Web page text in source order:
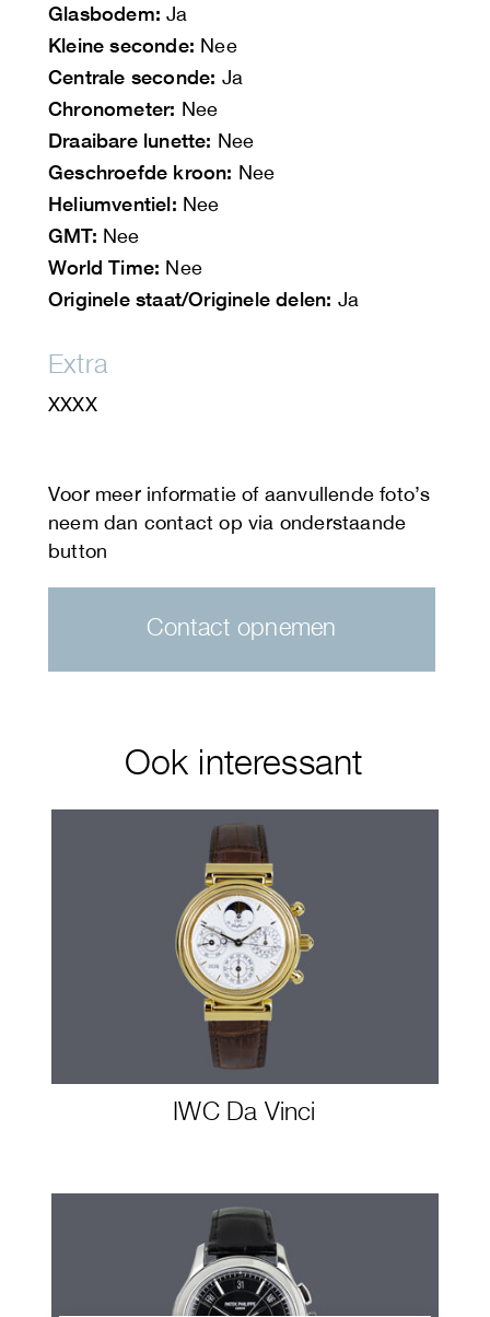
Glasbodem: Ja
Kleine seconde: Nee
Centrale seconde: Ja
Chronometer: Nee
Draaibare lunette: Nee
Geschroefde kroon: Nee
Heliumventiel: Nee
GMT: Nee
World Time: Nee
Originele staat/Originele delen: Ja
Extra
XXXX
Contact opnemen
Ook interessant
IWC Da Vinci